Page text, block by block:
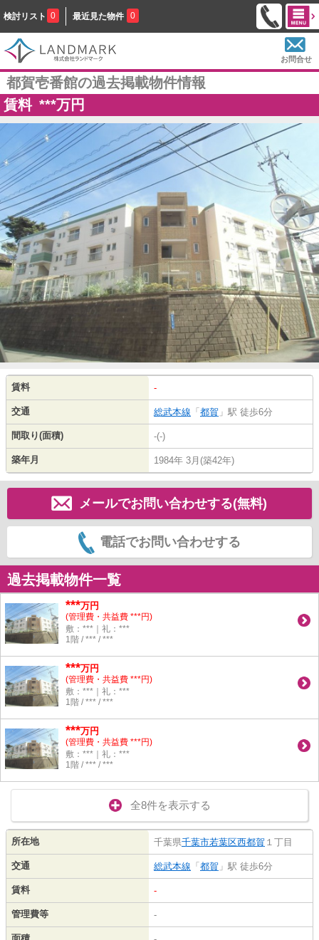
検討リスト 0 最近見た物件 0
お問合せ
都賀壱番館の過去掲載物件情報
賃料 ***万円
賃料 -
交通 総武本線 「 都賀 」駅 徒歩6分
間取り(面積) -(-)
築年月 1984年 3月(築42年)
メールでお問い合わせする(無料)
電話でお問い合わせする
過去掲載物件一覧
***万円
(管理費・共益費 ***円)
敷：***｜礼：***
1階 / *** / ***
***万円
(管理費・共益費 ***円)
敷：***｜礼：***
1階 / *** / ***
***万円
(管理費・共益費 ***円)
敷：***｜礼：***
1階 / *** / ***
全8件を表示する
所在地 千葉県千葉市若葉区西都賀 １丁目
交通 総武本線 「 都賀 」駅 徒歩6分
賃料 -
管理費等 -